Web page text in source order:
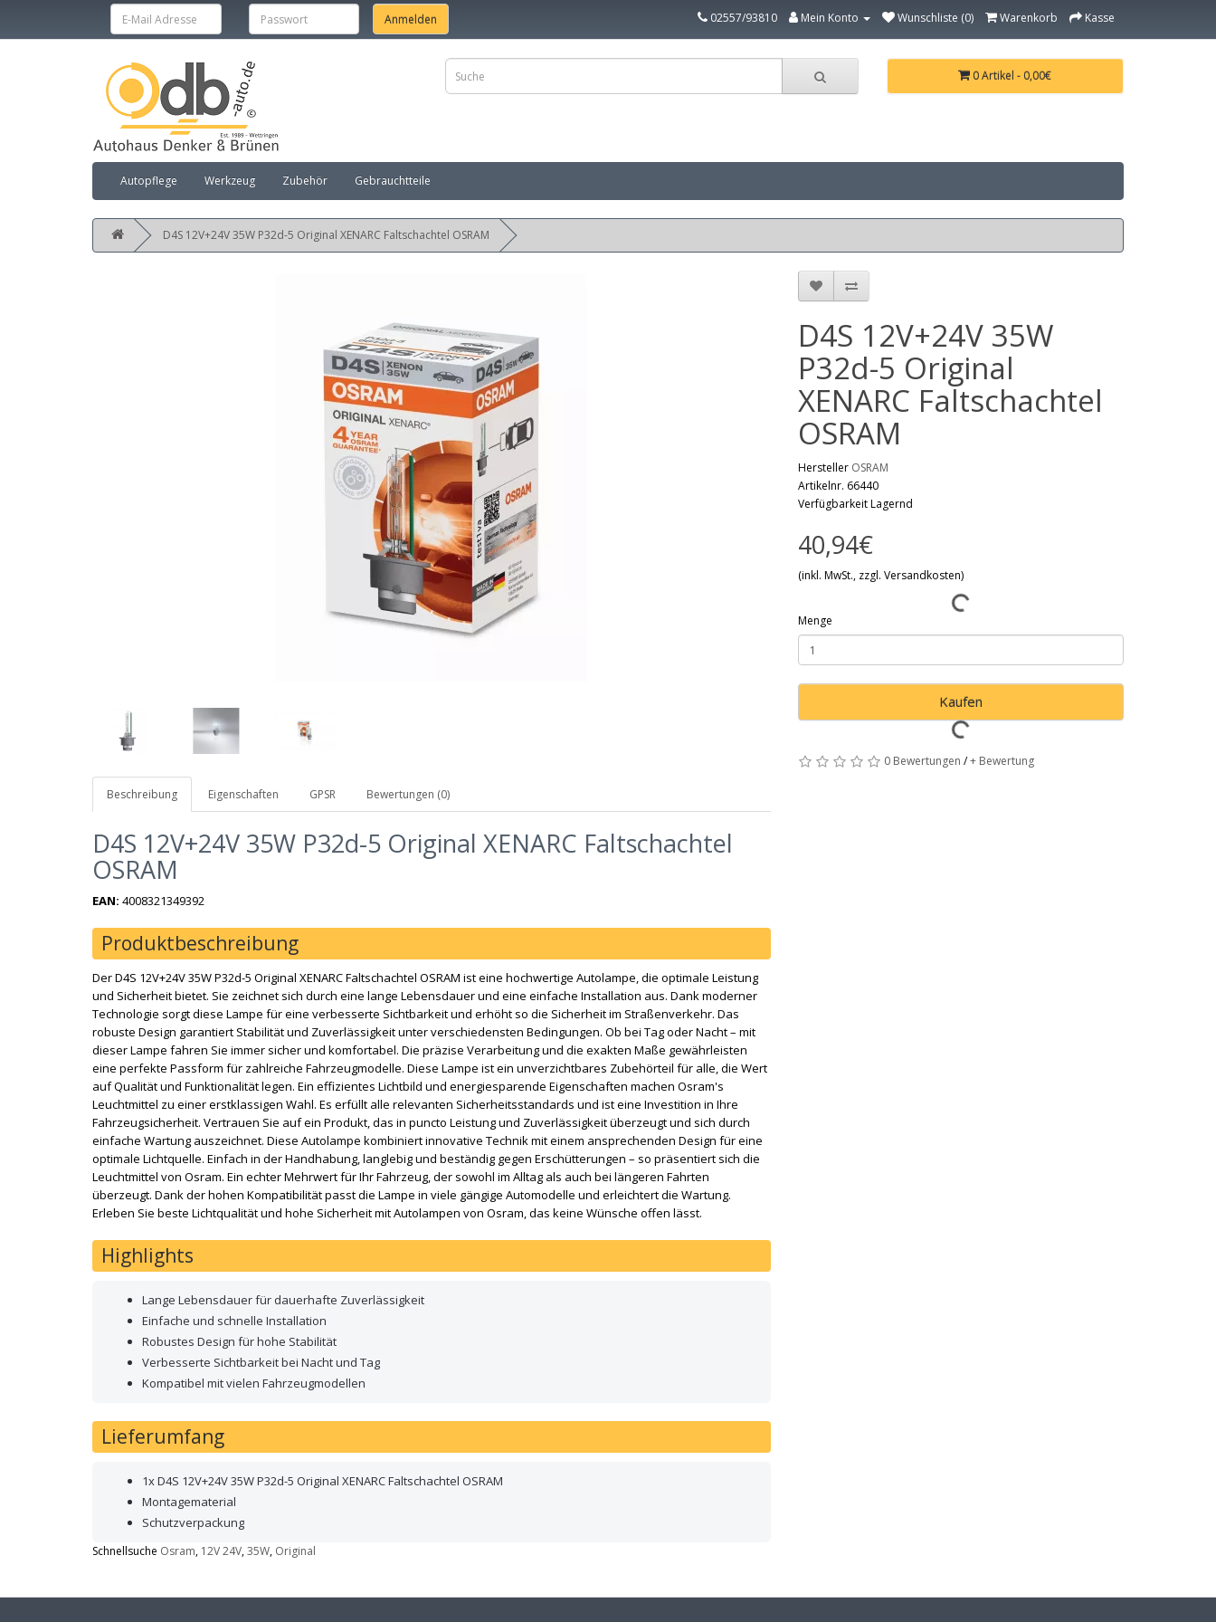
02557/93810 Mein Konto Wunschliste (0) Warenkorb Kasse
0 Artikel - 0,00€
Autopflege Werkzeug Zubehör Gebrauchtteile
D4S 12V+24V 35W P32d-5 Original XENARC Faltschachtel OSRAM
Beschreibung Eigenschaften GPSR Bewertungen (0)
D4S 12V+24V 35W P32d-5 Original XENARC Faltschachtel
OSRAM
EAN: 4008321349392
Produktbeschreibung
Der D4S 12V+24V 35W P32d-5 Original XENARC Faltschachtel OSRAM ist eine hochwertige Autolampe, die optimale Leistung
und Sicherheit bietet. Sie zeichnet sich durch eine lange Lebensdauer und eine einfache Installation aus. Dank moderner
Technologie sorgt diese Lampe für eine verbesserte Sichtbarkeit und erhöht so die Sicherheit im Straßenverkehr. Das
robuste Design garantiert Stabilität und Zuverlässigkeit unter verschiedensten Bedingungen. Ob bei Tag oder Nacht – mit
dieser Lampe fahren Sie immer sicher und komfortabel. Die präzise Verarbeitung und die exakten Maße gewährleisten
eine perfekte Passform für zahlreiche Fahrzeugmodelle. Diese Lampe ist ein unverzichtbares Zubehörteil für alle, die Wert
auf Qualität und Funktionalität legen. Ein effizientes Lichtbild und energiesparende Eigenschaften machen Osram's
Leuchtmittel zu einer erstklassigen Wahl. Es erfüllt alle relevanten Sicherheitsstandards und ist eine Investition in Ihre
Fahrzeugsicherheit. Vertrauen Sie auf ein Produkt, das in puncto Leistung und Zuverlässigkeit überzeugt und sich durch
einfache Wartung auszeichnet. Diese Autolampe kombiniert innovative Technik mit einem ansprechenden Design für eine
optimale Lichtquelle. Einfach in der Handhabung, langlebig und beständig gegen Erschütterungen – so präsentiert sich die
Leuchtmittel von Osram. Ein echter Mehrwert für Ihr Fahrzeug, der sowohl im Alltag als auch bei längeren Fahrten
überzeugt. Dank der hohen Kompatibilität passt die Lampe in viele gängige Automodelle und erleichtert die Wartung.
Erleben Sie beste Lichtqualität und hohe Sicherheit mit Autolampen von Osram, das keine Wünsche offen lässt.
Highlights
Lange Lebensdauer für dauerhafte Zuverlässigkeit
Einfache und schnelle Installation
Robustes Design für hohe Stabilität
Verbesserte Sichtbarkeit bei Nacht und Tag
Kompatibel mit vielen Fahrzeugmodellen
Lieferumfang
1x D4S 12V+24V 35W P32d-5 Original XENARC Faltschachtel OSRAM
Montagematerial
Schutzverpackung
D4S 12V+24V 35W
P32d-5 Original
XENARC Faltschachtel
OSRAM
Hersteller OSRAM
Artikelnr. 66440
Verfügbarkeit Lagernd
40,94€
(inkl. MwSt., zzgl. Versandkosten)
Menge
Kaufen
0 Bewertungen /+ Bewertung
Schnellsuche Osram, 12V 24V,35W, Original